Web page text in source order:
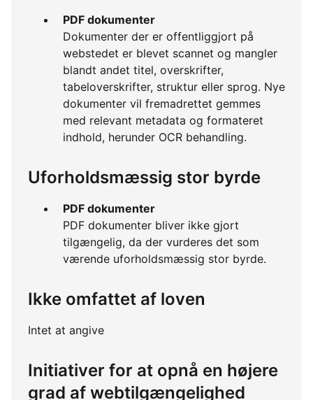
PDF dokumenter
Dokumenter der er offentliggjort på
webstedet er blevet scannet og mangler
blandt andet titel, overskrifter,
tabeloverskrifter, struktur eller sprog. Nye
dokumenter vil fremadrettet gemmes
med relevant metadata og formateret
indhold, herunder OCR behandling.
Uforholdsmæssig stor byrde
PDF dokumenter
PDF dokumenter bliver ikke gjort
tilgængelig, da der vurderes det som
værende uforholdsmæssig stor byrde.
Ikke omfattet af loven
Intet at angive
Initiativer for at opnå en højere
grad af webtilgængelighed